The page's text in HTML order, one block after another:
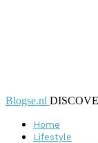
Blogse.nl
Home
Lifestyle